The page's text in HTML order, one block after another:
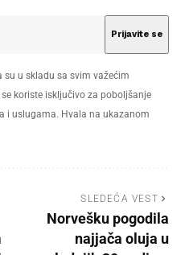
u skladu sa svim važećim
koriste isključivo za poboljšanje
i uslugama. Hvala na ukazanom
SLEDEĆA VEST
Norvešku pogodila
najjača oluja u